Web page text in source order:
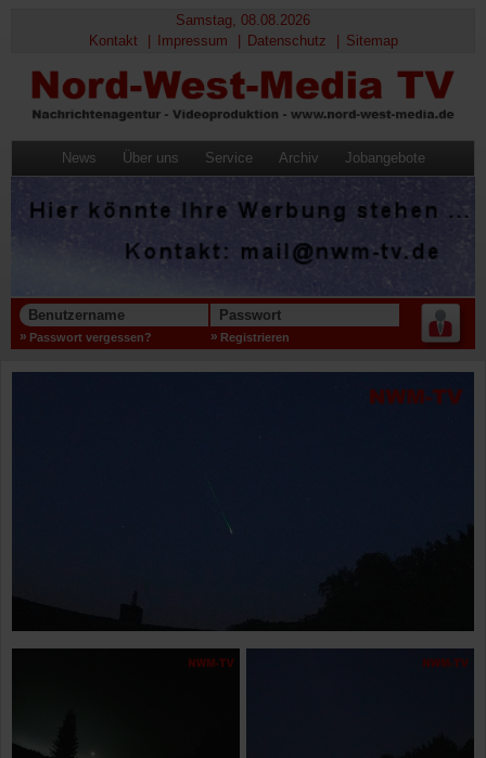
Samstag, 08.08.2026
Kontakt
Impressum Datenschutz Sitemap
News Über uns Service Archiv Jobangebote
Benutzername Passwort
Passwort vergessen? Registrieren